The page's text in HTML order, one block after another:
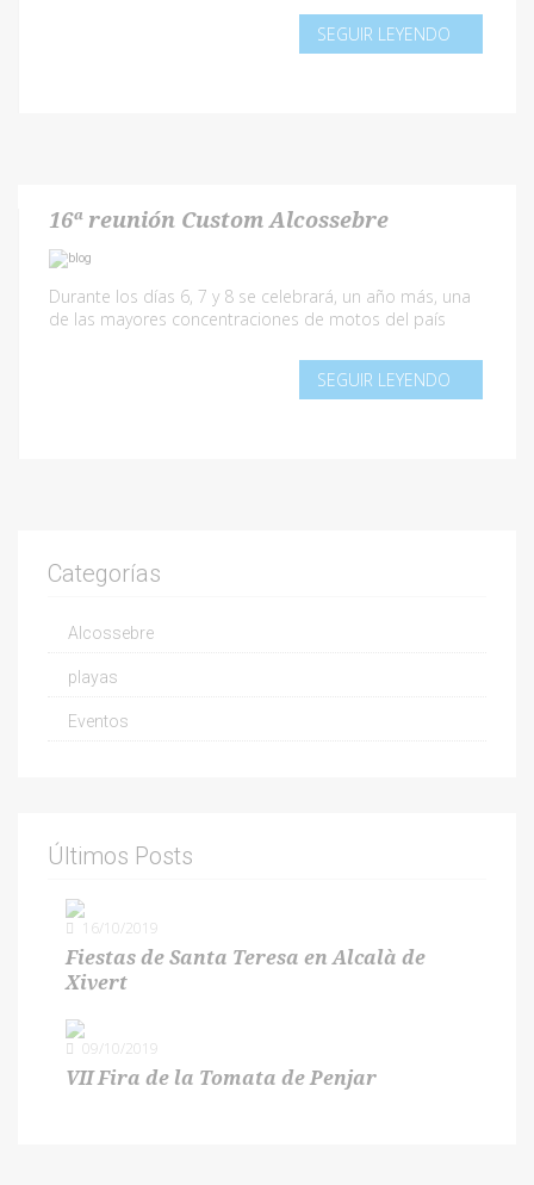
SEGUIR LEYENDO
16ª reunión Custom Alcossebre
Durante los días 6, 7 y 8 se celebrará, un año más, una
de las mayores concentraciones de motos del país
SEGUIR LEYENDO
Categorías
Alcossebre
playas
Eventos
Últimos Posts
16/10/2019
Fiestas de Santa Teresa en Alcalà de
Xivert
09/10/2019
VII Fira de la Tomata de Penjar